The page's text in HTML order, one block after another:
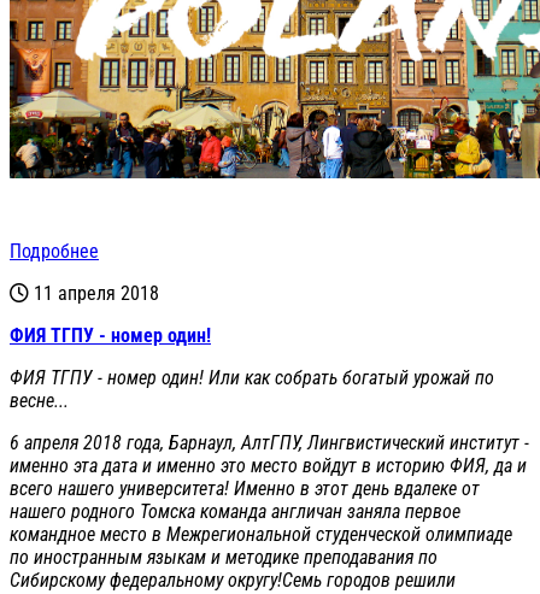
Подробнее
11 апреля 2018
ФИЯ ТГПУ - номер один!
ФИЯ ТГПУ - номер один! Или как собрать богатый урожай по
весне...
6 апреля 2018 года, Барнаул, АлтГПУ, Лингвистический институт -
именно эта дата и именно это место войдут в историю ФИЯ, да и
всего нашего университета! Именно в этот день вдалеке от
нашего родного Томска команда англичан заняла первое
командное место в Межрегиональной студенческой олимпиаде
по иностранным языкам и методике преподавания по
Сибирскому федеральному округу!Семь городов решили